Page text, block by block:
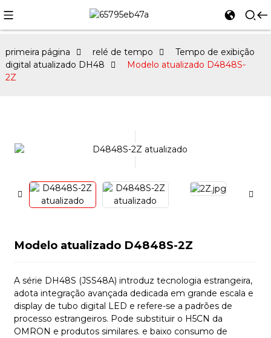
primeira página relé de tempo
Tempo de exibição
digital atualizado DH48
Modelo atualizado D4848S-
2Z
Modelo atualizado D4848S-2Z
A série DH48S (JSS48A) introduz tecnologia estrangeira,
adota integração avançada dedicada em grande escala e
display de tubo digital LED e refere-se a padrões de
processo estrangeiros. Pode substituir o H5CN da
OMRON e produtos similares. e baixo consumo de